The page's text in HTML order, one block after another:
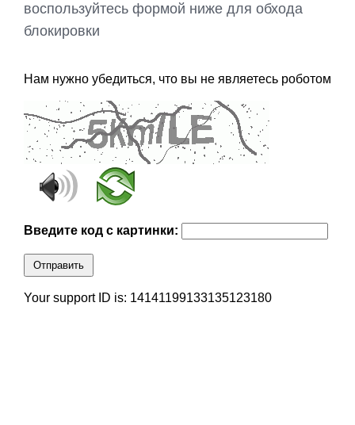
воспользуйтесь формой ниже для обхода
блокировки
Нам нужно убедиться, что вы не являетесь роботом
Введите код с картинки:
Отправить
Your support ID is: 14141199133135123180